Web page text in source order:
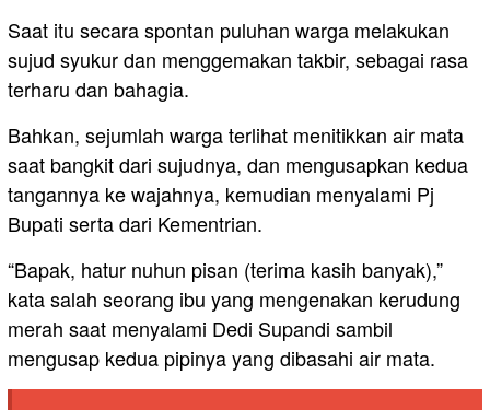
Saat itu secara spontan puluhan warga melakukan
sujud syukur dan menggemakan takbir, sebagai rasa
terharu dan bahagia.
Bahkan, sejumlah warga terlihat menitikkan air mata
saat bangkit dari sujudnya, dan mengusapkan kedua
tangannya ke wajahnya, kemudian menyalami Pj
Bupati serta dari Kementrian.
“Bapak, hatur nuhun pisan (terima kasih banyak),”
kata salah seorang ibu yang mengenakan kerudung
merah saat menyalami Dedi Supandi sambil
mengusap kedua pipinya yang dibasahi air mata.